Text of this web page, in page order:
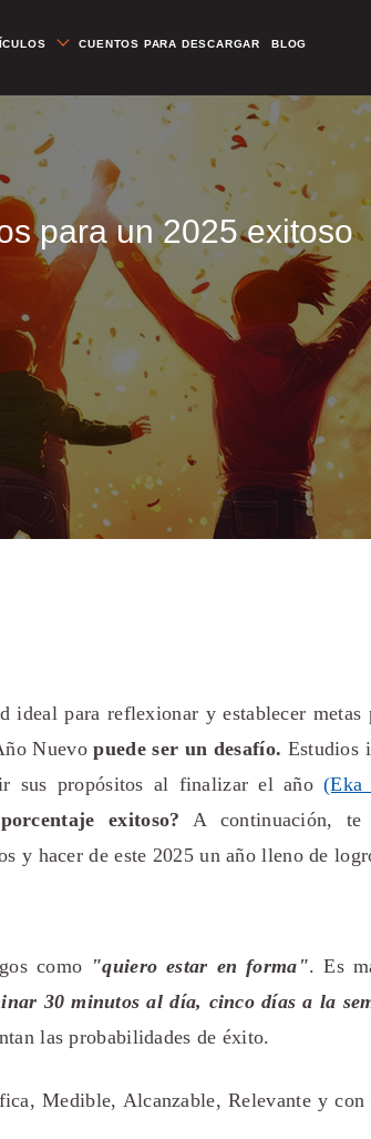
CUENTOS PARA DESCARGAR BLOG
para un 2025 exitoso
para reflexionar y establecer metas
Nuevopuede ser un desafío. Estudios
sus propósitos al finalizar el año (Eka
exitoso? A continuación, te
y hacer de este 2025 un año lleno de
como "quiero estar en forma". Es
30 minutos al día, cinco días a la
las probabilidades de éxito.
Medible, Alcanzable, Relevante y con